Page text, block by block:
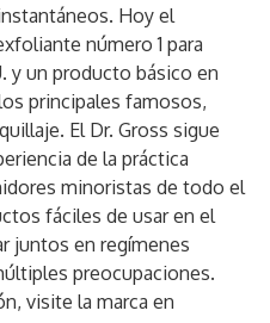
Hoy el
número 1 para
y un producto básico en
principales famosos,
El Dr. Gross sigue
de la práctica
minoristas de todo el
fáciles de usar en el
juntos en regímenes
preocupaciones.
visite la marca en